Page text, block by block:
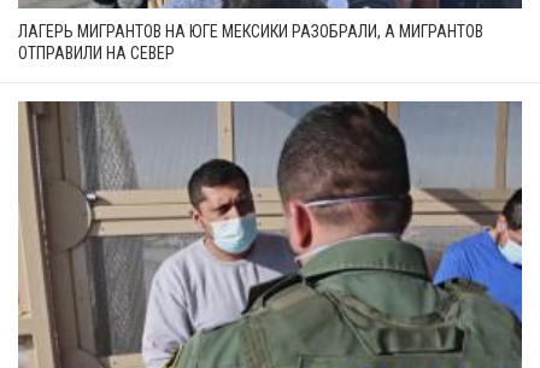
ЛАГЕРЬ МИГРАНТОВ НА ЮГЕ МЕКСИКИ РАЗОБРАЛИ, А МИГРАНТОВ
ОТПРАВИЛИ НА СЕВЕР